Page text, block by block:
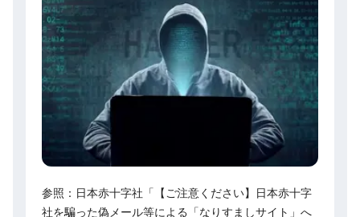
参照：日本赤十字社「【ご注意ください】日本赤十字
社を騙った偽メール等による「なりすましサイト」へ